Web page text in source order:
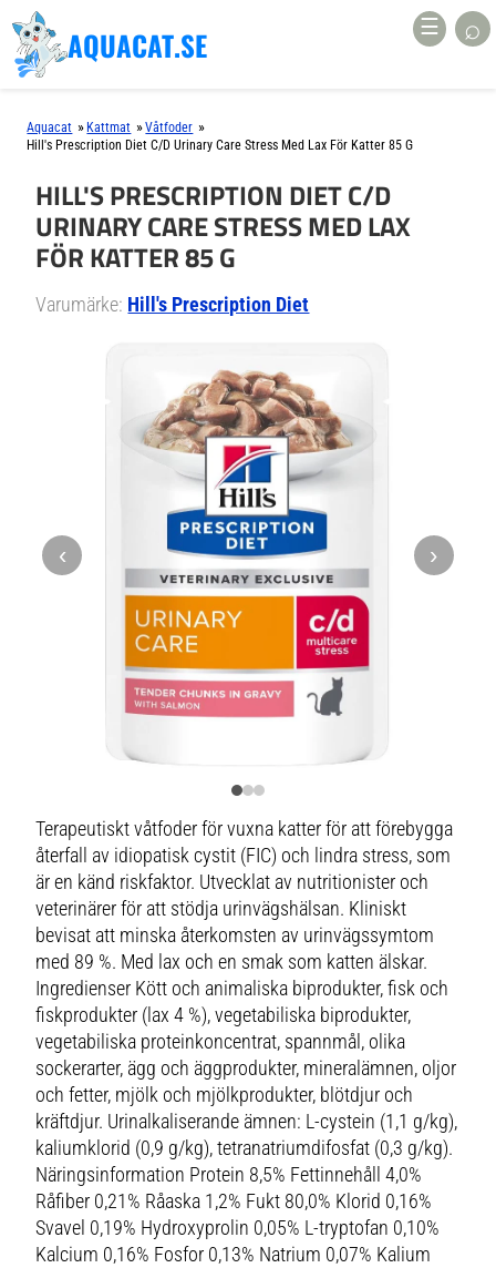
AQUACAT.SE ☰ ⌕
Aquacat » Kattmat »Våtfoder »
Hill's Prescription Diet C/d Urinary Care Stress Med Lax För Katter 85 G
HILL'S PRESCRIPTION DIET C/D
URINARY CARE STRESS MED LAX
FÖR KATTER 85 G
Varumärke: Hill's Prescription Diet
‹ ›
Terapeutiskt våtfoder för vuxna katter för att förebygga
återfall av idiopatisk cystit (FIC) och lindra stress, som
är en känd riskfaktor. Utvecklat av nutritionister och
veterinärer för att stödja urinvägshälsan. Kliniskt
bevisat att minska återkomsten av urinvägssymtom
med 89 %. Med lax och en smak som katten älskar.
Ingredienser Kött och animaliska biprodukter, fisk och
fiskprodukter (lax 4 %), vegetabiliska biprodukter,
vegetabiliska proteinkoncentrat, spannmål, olika
sockerarter, ägg och äggprodukter, mineralämnen, oljor
och fetter, mjölk och mjölkprodukter, blötdjur och
kräftdjur. Urinalkaliserande ämnen: L-cystein (1,1 g/kg),
kaliumklorid (0,9 g/kg), tetranatriumdifosfat (0,3 g/kg).
Näringsinformation Protein 8,5% Fettinnehåll 4,0%
Råfiber 0,21% Råaska 1,2% Fukt 80,0% Klorid 0,16%
Svavel 0,19% Hydroxyprolin 0,05% L-tryptofan 0,10%
Kalcium 0,16% Fosfor 0,13% Natrium 0,07% Kalium